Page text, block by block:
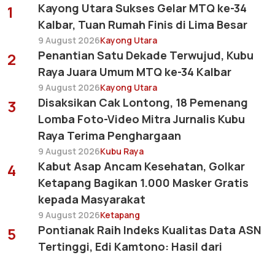
1
Kayong Utara Sukses Gelar MTQ ke-34
Kalbar, Tuan Rumah Finis di Lima Besar
9 August 2026Kayong Utara
2
Penantian Satu Dekade Terwujud, Kubu
Raya Juara Umum MTQ ke-34 Kalbar
9 August 2026Kayong Utara
3
Disaksikan Cak Lontong, 18 Pemenang
Lomba Foto-Video Mitra Jurnalis Kubu
Raya Terima Penghargaan
9 August 2026Kubu Raya
4
Kabut Asap Ancam Kesehatan, Golkar
Ketapang Bagikan 1.000 Masker Gratis
kepada Masyarakat
9 August 2026Ketapang
5
Pontianak Raih Indeks Kualitas Data ASN
Tertinggi, Edi Kamtono: Hasil dari